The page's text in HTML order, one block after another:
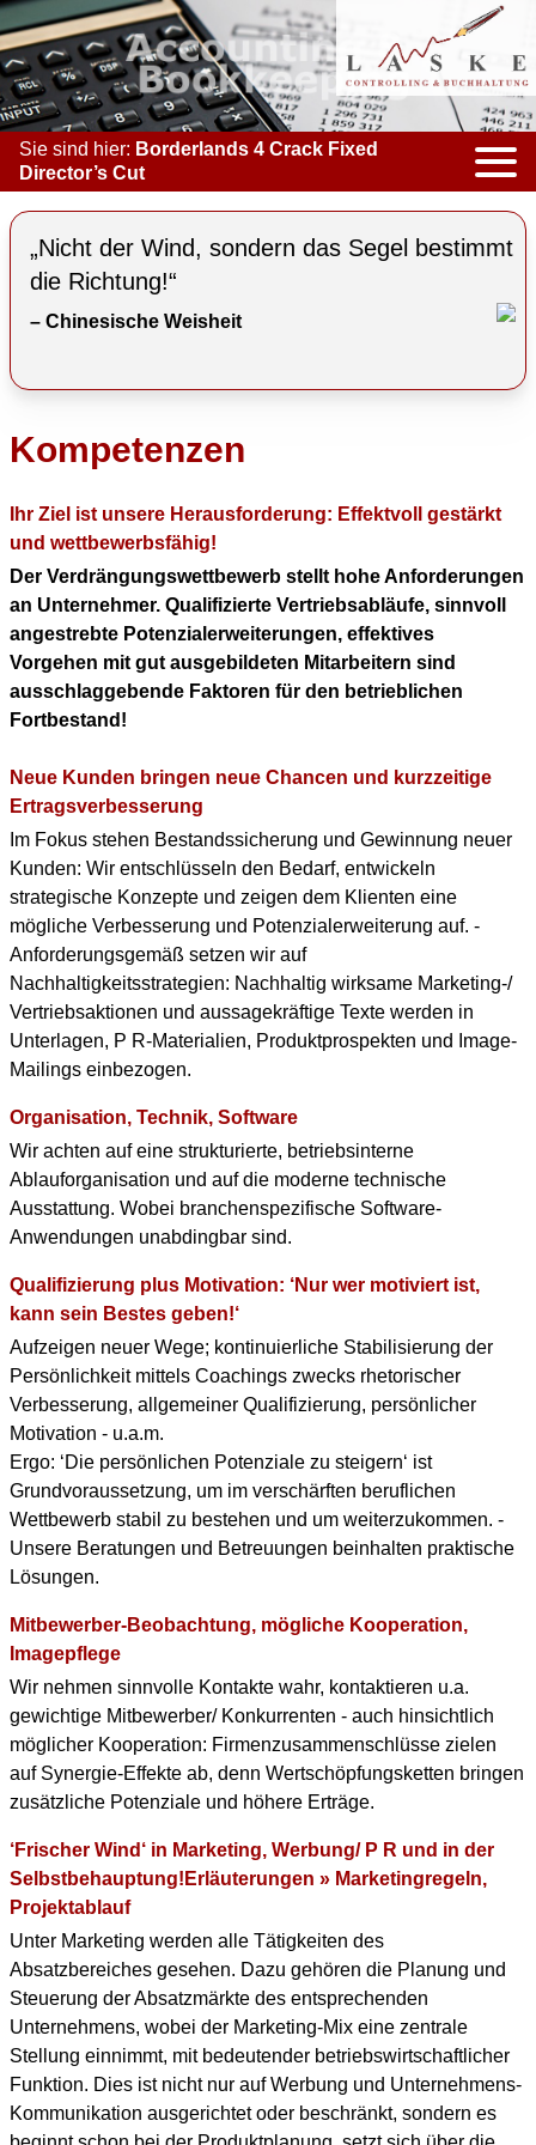
Sie sind hier: Borderlands 4 Crack Fixed
Director’s Cut
KOMPETENZEN
ACCOUNTING & BOOKKEEPING
CONTROLLING
COACHING
DOWNLOAD PDF
BERUFLICHER WERDEGANG
„Nicht der Wind, sondern das Segel bestimmt
die Richtung!“
– Chinesische Weisheit
Kompetenzen
Ihr Ziel ist unsere Herausforderung: Effektvoll gestärkt
und wettbewerbsfähig!
Der Verdrängungswettbewerb stellt hohe Anforderungen
an Unternehmer. Qualifizierte Vertriebsabläufe, sinnvoll
angestrebte Potenzialerweiterungen, effektives
Vorgehen mit gut ausgebildeten Mitarbeitern sind
ausschlaggebende Faktoren für den betrieblichen
Fortbestand!
Neue Kunden bringen neue Chancen und kurzzeitige
Ertragsverbesserung
Im Fokus stehen Bestandssicherung und Gewinnung neuer
Kunden: Wir entschlüsseln den Bedarf, entwickeln
strategische Konzepte und zeigen dem Klienten eine
mögliche Verbesserung und Potenzialerweiterung auf. -
Anforderungsgemäß setzen wir auf
Nachhaltigkeitsstrategien: Nachhaltig wirksame Marketing-/
Vertriebsaktionen und aussagekräftige Texte werden in
Unterlagen, P R-Materialien, Produktprospekten und Image-
Mailings einbezogen.
Organisation, Technik, Software
Wir achten auf eine strukturierte, betriebsinterne
Ablauforganisation und auf die moderne technische
Ausstattung. Wobei branchenspezifische Software-
Anwendungen unabdingbar sind.
Qualifizierung plus Motivation: ‘Nur wer motiviert ist,
kann sein Bestes geben!‘
Aufzeigen neuer Wege; kontinuierliche Stabilisierung der
Persönlichkeit mittels Coachings zwecks rhetorischer
Verbesserung, allgemeiner Qualifizierung, persönlicher
Motivation - u.a.m.
Ergo: ‘Die persönlichen Potenziale zu steigern‘ ist
Grundvoraussetzung, um im verschärften beruflichen
Wettbewerb stabil zu bestehen und um weiterzukommen. -
Unsere Beratungen und Betreuungen beinhalten praktische
Lösungen.
Mitbewerber-Beobachtung, mögliche Kooperation,
Imagepflege
Wir nehmen sinnvolle Kontakte wahr, kontaktieren u.a.
gewichtige Mitbewerber/ Konkurrenten - auch hinsichtlich
möglicher Kooperation: Firmenzusammenschlüsse zielen
auf Synergie-Effekte ab, denn Wertschöpfungsketten bringen
zusätzliche Potenziale und höhere Erträge.
‘Frischer Wind‘ in Marketing, Werbung/ P R und in der
Selbstbehauptung!Erläuterungen » Marketingregeln,
Projektablauf
Unter Marketing werden alle Tätigkeiten des
Absatzbereiches gesehen. Dazu gehören die Planung und
Steuerung der Absatzmärkte des entsprechenden
Unternehmens, wobei der Marketing-Mix eine zentrale
Stellung einnimmt, mit bedeutender betriebswirtschaftlicher
Funktion. Dies ist nicht nur auf Werbung und Unternehmens-
Kommunikation ausgerichtet oder beschränkt, sondern es